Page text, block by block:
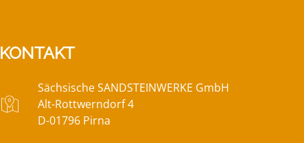
KONTAKT
Sächsische SANDSTEINWERKE GmbH
Alt-Rottwerndorf 4
D-01796 Pirna